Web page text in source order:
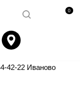
0
42-22 Иваново